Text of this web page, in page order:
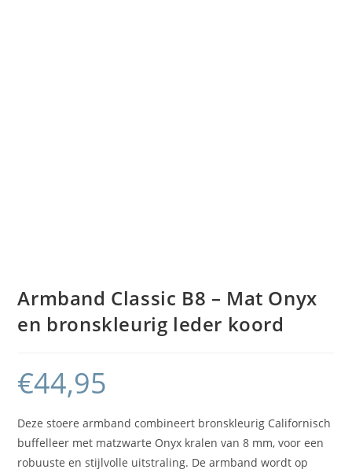
Armband Classic B8 – Mat Onyx
en bronskleurig leder koord
€44,95
Deze stoere armband combineert bronskleurig Californisch
buffelleer met matzwarte Onyx kralen van 8 mm, voor een
robuuste en stijlvolle uitstraling. De armband wordt op